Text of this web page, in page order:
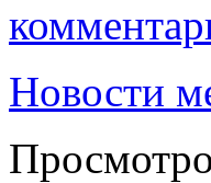
Новости